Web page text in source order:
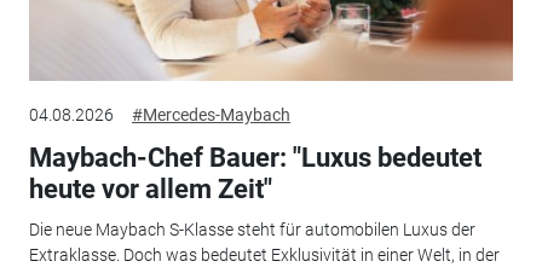
04.08.2026 #Mercedes-Maybach
Maybach-Chef Bauer: "Luxus bedeutet
heute vor allem Zeit"
Die neue Maybach S-Klasse steht für automobilen Luxus der
Extraklasse. Doch was bedeutet Exklusivität in einer Welt, in der